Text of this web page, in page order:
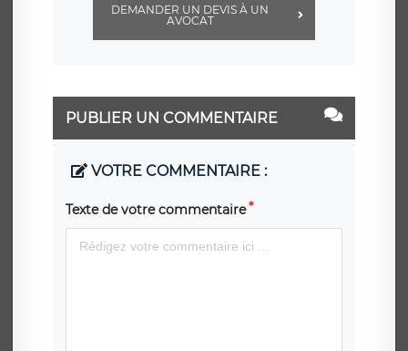
DEMANDER UN DEVIS À UN
AVOCAT
PUBLIER UN COMMENTAIRE
VOTRE COMMENTAIRE :
Texte de votre commentaire